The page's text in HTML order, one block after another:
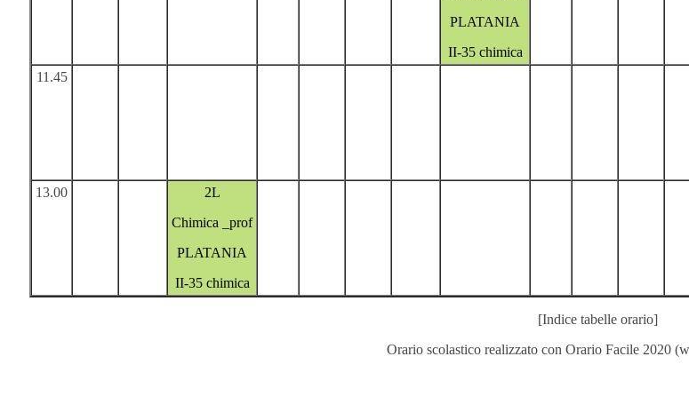
PLATANIA
II-35 chimica
11.45
13.00
2L
Chimica _prof
PLATANIA
II-35 chimica
[Indice tabelle orario]
Orario scolastico realizzato con Orario Facile 2020(